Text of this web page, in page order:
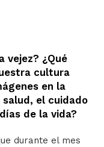
vejez? ¿Qué
cultura
en la
el cuidado
de la vida?
durante el mes